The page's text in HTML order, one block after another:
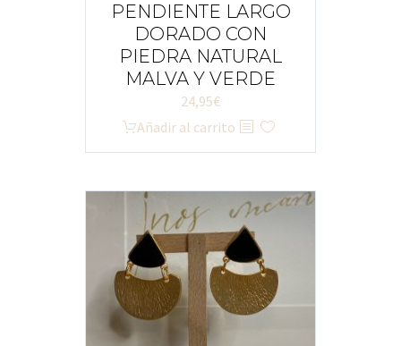
PENDIENTE LARGO
DORADO CON
PIEDRA NATURAL
MALVA Y VERDE
24,95€
Añadir al carrito